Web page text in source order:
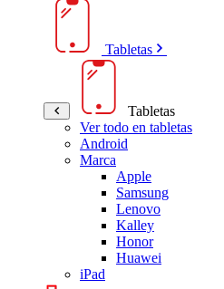
Tabletas
Tabletas
Ver todo en tabletas
Android
Marca
Apple
Samsung
Lenovo
Kalley
Honor
Huawei
iPad